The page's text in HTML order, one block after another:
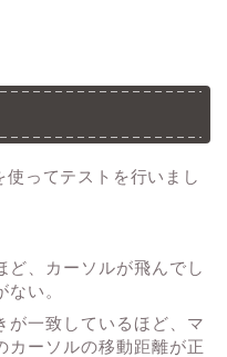
使ってテストを行いまし
ど、カーソルが飛んでし
い。
が一致しているほど、マ
カーソルの移動距離が正